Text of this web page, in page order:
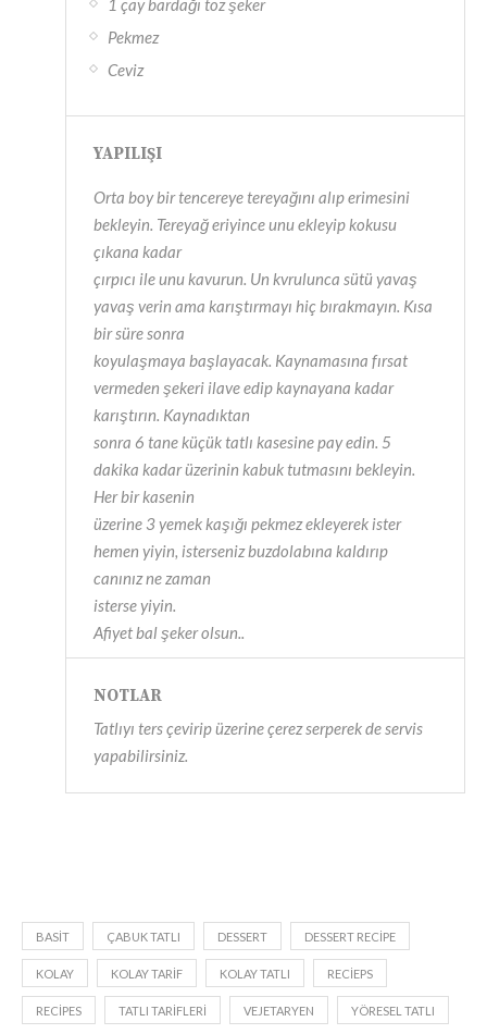
1 çay bardağı toz şeker
Pekmez
Ceviz
YAPILIŞI
Orta boy bir tencereye tereyağını alıp erimesini
bekleyin. Tereyağ eriyince unu ekleyip kokusu
çıkana kadar
çırpıcı ile unu kavurun. Un kvrulunca sütü yavaş
yavaş verin ama karıştırmayı hiç bırakmayın. Kısa
bir süre sonra
koyulaşmaya başlayacak. Kaynamasına fırsat
vermeden şekeri ilave edip kaynayana kadar
karıştırın. Kaynadıktan
sonra 6 tane küçük tatlı kasesine pay edin. 5
dakika kadar üzerinin kabuk tutmasını bekleyin.
Her bir kasenin
üzerine 3 yemek kaşığı pekmez ekleyerek ister
hemen yiyin, isterseniz buzdolabına kaldırıp
canınız ne zaman
isterse yiyin.
Afiyet bal şeker olsun..
NOTLAR
Tatlıyı ters çevirip üzerine çerez serperek de servis
yapabilirsiniz.
BASIT ÇABUK TATLI DESSERT DESSERT RECIPE
KOLAY KOLAY TARIF KOLAY TATLI RECIEPS
RECIPES TATLI TARIFLERI VEJETARYEN YÖRESEL TATLI